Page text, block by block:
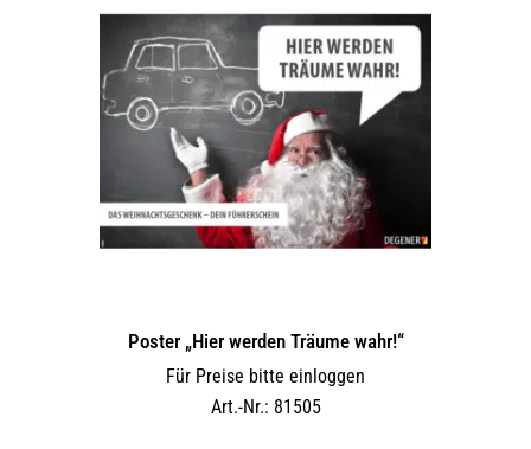
Poster „Hier werden Träume wahr!“
Für Preise bitte einloggen
Art.-Nr.: 81505